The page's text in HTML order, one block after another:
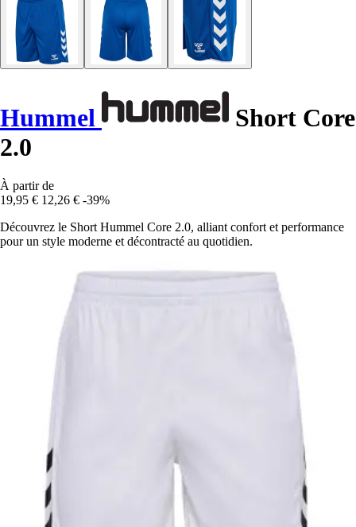
Hummel
Short Core
2.0
À partir de
19,95 € 12,26 € -39%
Découvrez le Short Hummel Core 2.0, alliant confort et performance
pour un style moderne et décontracté au quotidien.